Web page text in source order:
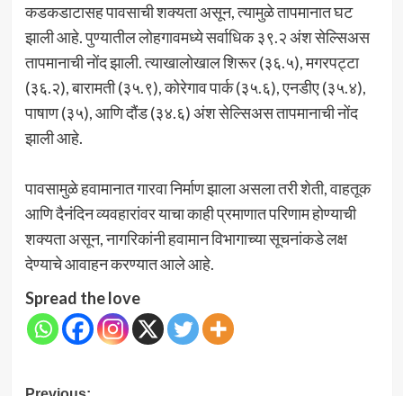
कडकडाटासह पावसाची शक्यता असून, त्यामुळे तापमानात घट
झाली आहे. पुण्यातील लोहगावमध्ये सर्वाधिक ३९.२ अंश सेल्सिअस
तापमानाची नोंद झाली. त्याखालोखाल शिरूर (३६.५), मगरपट्टा
(३६.२), बारामती (३५.९), कोरेगाव पार्क (३५.६), एनडीए (३५.४),
पाषाण (३५), आणि दौंड (३४.६) अंश सेल्सिअस तापमानाची नोंद
झाली आहे.
पावसामुळे हवामानात गारवा निर्माण झाला असला तरी शेती, वाहतूक
आणि दैनंदिन व्यवहारांवर याचा काही प्रमाणात परिणाम होण्याची
शक्यता असून, नागरिकांनी हवामान विभागाच्या सूचनांकडे लक्ष
देण्याचे आवाहन करण्यात आले आहे.
Spread the love